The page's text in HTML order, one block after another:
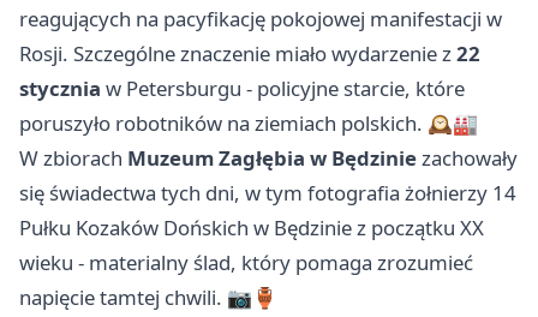
reagujących na pacyfikację pokojowej manifestacji w
Rosji. Szczególne znaczenie miało wydarzenie z22
stycznia w Petersburgu - policyjne starcie, które
poruszyło robotników na ziemiach polskich. 🕰️🏭
W zbiorach Muzeum Zagłębia w Będziniezachowały
się świadectwa tych dni, w tym fotografia żołnierzy 14
Pułku Kozaków Dońskich w Będzinie z początku XX
wieku - materialny ślad, który pomaga zrozumieć
napięcie tamtej chwili. 📷🏺